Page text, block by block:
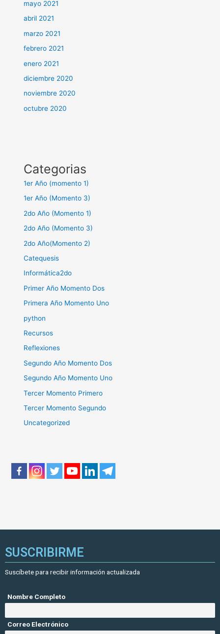
mayo 2021
abril 2021
marzo 2021
febrero 2021
enero 2021
diciembre 2020
noviembre 2020
octubre 2020
Categorias
1er Año (momento 1)
1er Año (Momento 3)
2do Año (Momento 1)
2do Año (Momento 3)
2do Año(Momento 2)
Catequesis
Informática2do
Primer Año Momento Dos
Primera Año Momento Uno
python
Recursos
Reflexiones
Segundo Año Momento Dos
Segundo Año Momento Uno
Tercer Momento Primero
Tercer Momento Segundo
Uncategorized
SUSCRIBIRME
Suscíbete para recibir información actualizada
Nombre Completo
Correo Electrónico